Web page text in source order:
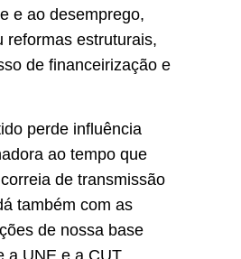
e ao desemprego,
reformas estruturais,
de financeirização e
perde influência
ao tempo que
de transmissão
também com as
de nossa base
a UNE e a CUT.